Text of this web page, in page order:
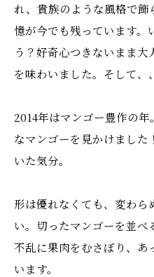
れ、貴族のような風格で
憶が今でも残っています。
う？好奇心つきないまま
を味わいました。そして、
2014年はマンゴー豊作の
なマンゴーを見かけました
いた気分。
形は優れなくても、変わ
い。切ったマンゴーを並
不乱に果肉をむさぼり、あ
います。